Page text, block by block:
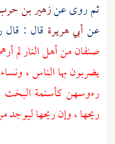
ثم روى عنزهير بن
عنأبي هريرة قال : قال
صنفان من أهل النار لم
يضربون بها الناس ،
رءوسهن كأسنمة البخت
ريحها ، وإن ريحها ليوجد